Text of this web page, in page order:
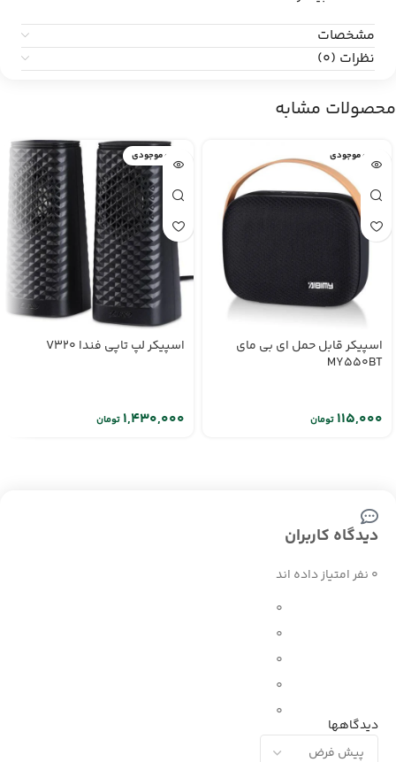
مشخصات
نظرات (0)
محصولات مشابه
اتمام موجودی
اسپیکر قابل حمل ای بی مای
MY550BT
تومان
اتمام موجودی
اسپیکر لپ تاپی فندا V320
تومان
دیدگاه کاربران
0 نفر امتیاز داده اند
0
0
0
0
0
دیدگاهها